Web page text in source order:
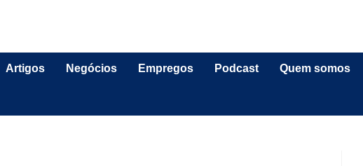
Artigos Negócios Empregos Podcast Quem somos